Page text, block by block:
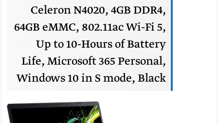
Celeron N4020, 4GB DDR4,
64GB eMMC, 802.11ac Wi-Fi 5,
Up to 10-Hours of Battery
Life, Microsoft 365 Personal,
Windows 10 in S mode, Black